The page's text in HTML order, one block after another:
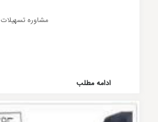
مشاوره تسهیلات
ادامه مطلب